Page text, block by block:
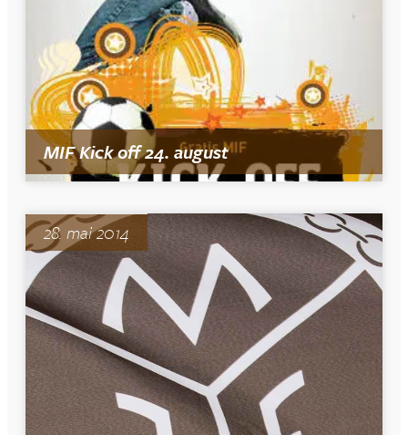
MIF Kick off 24. august
28. mai 2014